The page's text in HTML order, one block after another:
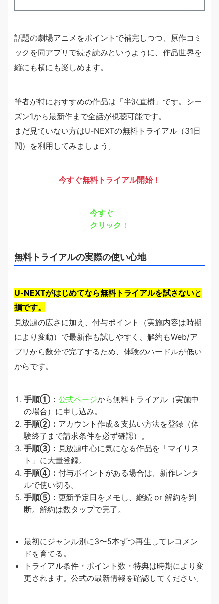
話題の劇場アニメをポイントで補完しつつ、原作コミ
ックを同アプリで続き読みというように、作品世界を
縦にも横にも楽しめます。
筆者が特におすすめの作品は「半沢直樹」です。シー
ズン1から最新作まで全話が視聴可能です。
まだ見ていない方はU-NEXTの無料トライアル（31日
間）を利用してみましょう。
今すぐ無料トライアル開始！
今すぐ
クリック ！
無料トライアルの実際の使い心地
U-NEXTがはじめてなら無料トライアルを試さないと
損です。
見放題の広さに加え、付与ポイント（実施内容は時期
により変動）で最新作も試しやすく、解約もWeb/ア
プリから数分で完了するため、体験のハードルが低い
からです。
手順①： 公式ページから無料トライアル（実施中
の場合）に申し込み。
手順②： アカウント作成＆支払い方法を登録（体
験終了まで請求条件を必ず確認）。
手順③： 見放題中心に気になる作品を「マイリス
ト」に大量登録。
手順④： 付与ポイントがある場合は、新作レンタ
ルで使い切る。
手順⑤： 更新予定日をメモし、継続 or 解約を判
断。解約は数タップで完了。
最初にジャンル別に3〜5本ずつ再生してレコメン
ドを育てる。
トライアル条件・ポイント数・特典は時期により変
更されます。公式の最新情報を確認してください。